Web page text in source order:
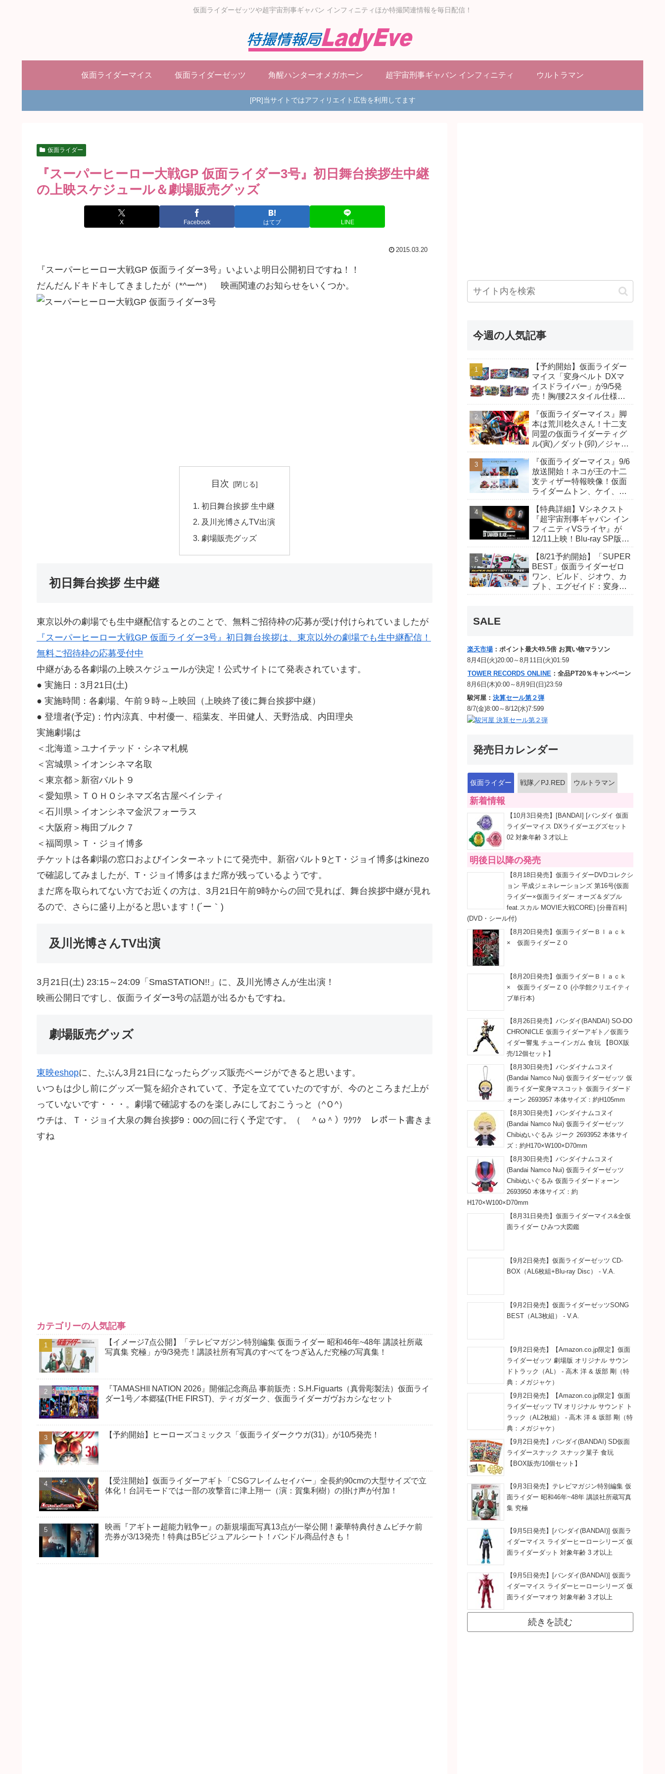
仮面ライダーゼッツや超宇宙刑事ギャバン インフィニティほか特撮関連情報を毎日配信！
仮面ライダーマイス 仮面ライダーゼッツ 角醒ハンターオメガホーン 超宇宙刑事ギャバン インフィニティ ウルトラマン
[PR]当サイトではアフィリエイト広告を利用してます
仮面ライダー
『スーパーヒーロー大戦GP 仮面ライダー3号』初日舞台挨拶生中継
の上映スケジュール＆劇場販売グッズ
X Facebook はてブ LINE
2015.03.20
『スーパーヒーロー大戦GP 仮面ライダー3号』いよいよ明日公開初日ですね！！
だんだんドキドキしてきましたが（*^ー^*） 映画関連のお知らせをいくつか。
目次
初日舞台挨拶 生中継
及川光博さんTV出演
劇場販売グッズ
初日舞台挨拶 生中継
東京以外の劇場でも生中継配信するとのことで、無料ご招待枠の応募が受け付けられていましたが
『スーパーヒーロー大戦GP 仮面ライダー3号』初日舞台挨拶は、東京以外の劇場でも生中継配信！
無料ご招待枠の応募受付中
中継がある各劇場の上映スケジュールが決定！公式サイトにて発表されています。
● 実施日：3月21日(土)
● 実施時間：各劇場、午前９時～上映回（上映終了後に舞台挨拶中継）
● 登壇者(予定)：竹内涼真、中村優一、稲葉友、半田健人、天野浩成、内田理央
実施劇場は
＜北海道＞ユナイテッド・シネマ札幌
＜宮城県＞イオンシネマ名取
＜東京都＞新宿バルト９
＜愛知県＞ＴＯＨＯシネマズ名古屋ベイシティ
＜石川県＞イオンシネマ金沢フォーラス
＜大阪府＞梅田ブルク７
＜福岡県＞Ｔ・ジョイ博多
チケットは各劇場の窓口およびインターネットにて発売中。新宿バルト9とT・ジョイ博多はkinezo
で確認してみましたが、T・ジョイ博多はまだ席が残っているようです。
まだ席を取られてない方でお近くの方は、3月21日午前9時からの回で見れば、舞台挨拶中継が見れ
るので、さらに盛り上がると思います！(´ー｀)
及川光博さんTV出演
3月21日(土) 23:15～24:09「SmaSTATION!!」に、及川光博さんが生出演！
映画公開日ですし、仮面ライダー3号の話題が出るかもですね。
劇場販売グッズ
東映eshopに、たぶん3月21日になったらグッズ販売ページができると思います。
いつもは少し前にグッズ一覧を紹介されていて、予定を立てていたのですが、今のところまだ上が
っていないです・・・。劇場で確認するのを楽しみにしておこうっと（^Ｏ^）
ウチは、Ｔ・ジョイ大泉の舞台挨拶9：00の回に行く予定です。（ ＾ω＾）ﾜｸﾜｸ レポート書きま
すね
カテゴリーの人気記事
【イメージ7点公開】「テレビマガジン特別編集 仮面ライダー 昭和46年~48年 講談社所蔵
写真集 究極」が9/3発売！講談社所有写真のすべてをつぎ込んだ究極の写真集！
『TAMASHII NATION 2026』開催記念商品 事前販売：S.H.Figuarts（真骨彫製法）仮面ライ
ダー1号／本郷猛(THE FIRST)、ティガダーク、仮面ライダーガヴおカシなセット
【予約開始】ヒーローズコミックス「仮面ライダークウガ(31)」が10/5発売！
【受注開始】仮面ライダーアギト「CSGフレイムセイバー」全長約90cmの大型サイズで立
体化！台詞モードでは一部の攻撃音に津上翔一（演：賀集利樹）の掛け声が付加！
映画『アギトー超能力戦争ー』の新規場面写真13点が一挙公開！豪華特典付きムビチケ前
売券が3/13発売！特典はB5ビジュアルシート！バンドル商品付きも！
今週の人気記事
【予約開始】仮面ライダー
マイス「変身ベルト DXマ
イスドライバー」が9/5発
売！胸/腰2スタイル仕様！
ッシュ、ジャオ/バイト、ケ
イ/ショットボーンバックル
も！
『仮面ライダーマイス』脚
本は荒川稔久さん！十二支
同盟の仮面ライダーティグ
ル(寅)／ダット(卯)／ジャオ
尾達臣のキャストが発表！
トリガーのアキト金子隼也
さんも変身！
『仮面ライダーマイス』9/6
放送開始！ネコが王の十二
支ティザー特報映像！仮面
ライダームトン、ケイ、ヴ
開！ライダーは子丑寅卯辰
巳午未申酉戌亥猫猫の14
人⁉
【特典詳細】Vシネクスト
『超宇宙刑事ギャバン イン
フィニティVSライヤ』が
12/11上映！Blu-ray SP版は
(エタニティver.)」「ユカイ
ダーエモルギー」ほか豪華
特典付き！
【8/21予約開始】「SUPER
BEST」仮面ライダーゼロ
ワン、ビルド、ジオウ、カ
ブト、エグゼイド：変身ベ
SALE
楽天市場 ：ポイント最大49.5倍 お買い物マラソン
8月4日(火)20:00～8月11日(火)01:59
TOWER RECORDS ONLINE ：全品PT20％キャンペーン
8月6日(木)0:00～8月9日(日)23:59
駿河屋： 決算セール第２弾
8/7(金)8:00～8/12(水)7:599
発売日カレンダー
仮面ライダー 戦隊／PJ.RED ウルトラマン
新着情報
【10月3日発売】[BANDAI] [バンダイ 仮面
ライダーマイス DXライダーエグズセット
02 対象年齢 3 才以上
明後日以降の発売
【8月18日発売】仮面ライダーDVDコレクシ
ョン 平成ジェネレーションズ 第16号(仮面
ライダー×仮面ライダー オーズ＆ダブル
feat.スカル MOVIE大戦CORE) [分冊百科]
(DVD・シール付)
【8月20日発売】仮面ライダーＢｌａｃｋ
× 仮面ライダーＺＯ
【8月20日発売】仮面ライダーＢｌａｃｋ
× 仮面ライダーＺＯ (小学館クリエイティ
ブ単行本)
【8月26日発売】バンダイ(BANDAI) SO-DO
CHRONICLE 仮面ライダーアギト／仮面ラ
イダー響鬼 チューインガム 食玩 【BOX販
売/12個セット】
【8月30日発売】バンダイナムコヌイ
(Bandai Namco Nui) 仮面ライダーゼッツ 仮
面ライダー変身マスコット 仮面ライダード
ォーン 2693957 本体サイズ：約H105mm
【8月30日発売】バンダイナムコヌイ
(Bandai Namco Nui) 仮面ライダーゼッツ
Chibiぬいぐるみ ジーク 2693952 本体サイ
ズ：約H170×W100×D70mm
【8月30日発売】バンダイナムコヌイ
(Bandai Namco Nui) 仮面ライダーゼッツ
Chibiぬいぐるみ 仮面ライダードォーン
2693950 本体サイズ：約
H170×W100×D70mm
【8月31日発売】仮面ライダーマイス&全仮
面ライダー ひみつ大図鑑
【9月2日発売】仮面ライダーゼッツ CD-
BOX（AL6枚組+Blu-ray Disc） - V.A.
【9月2日発売】仮面ライダーゼッツSONG
BEST（AL3枚組） - V.A.
【9月2日発売】【Amazon.co.jp限定】仮面
ライダーゼッツ 劇場版 オリジナル サウン
ドトラック（AL） - 高木 洋 & 坂部 剛（特
典：メガジャケ）
【9月2日発売】【Amazon.co.jp限定】仮面
ライダーゼッツ TV オリジナル サウンド ト
ラック（AL2枚組） - 高木 洋 & 坂部 剛（特
典：メガジャケ）
【9月2日発売】バンダイ(BANDAI) SD仮面
ライダースナック スナック菓子 食玩
【BOX販売/10個セット】
【9月3日発売】テレビマガジン特別編集 仮
面ライダー 昭和46年~48年 講談社所蔵写真
集 究極
【9月5日発売】[バンダイ(BANDAI)] 仮面ラ
イダーマイス ライダーヒーローシリーズ 仮
面ライダーダット 対象年齢 3 才以上
【9月5日発売】[バンダイ(BANDAI)] 仮面ラ
イダーマイス ライダーヒーローシリーズ 仮
面ライダーマオウ 対象年齢 3 才以上
続きを読む